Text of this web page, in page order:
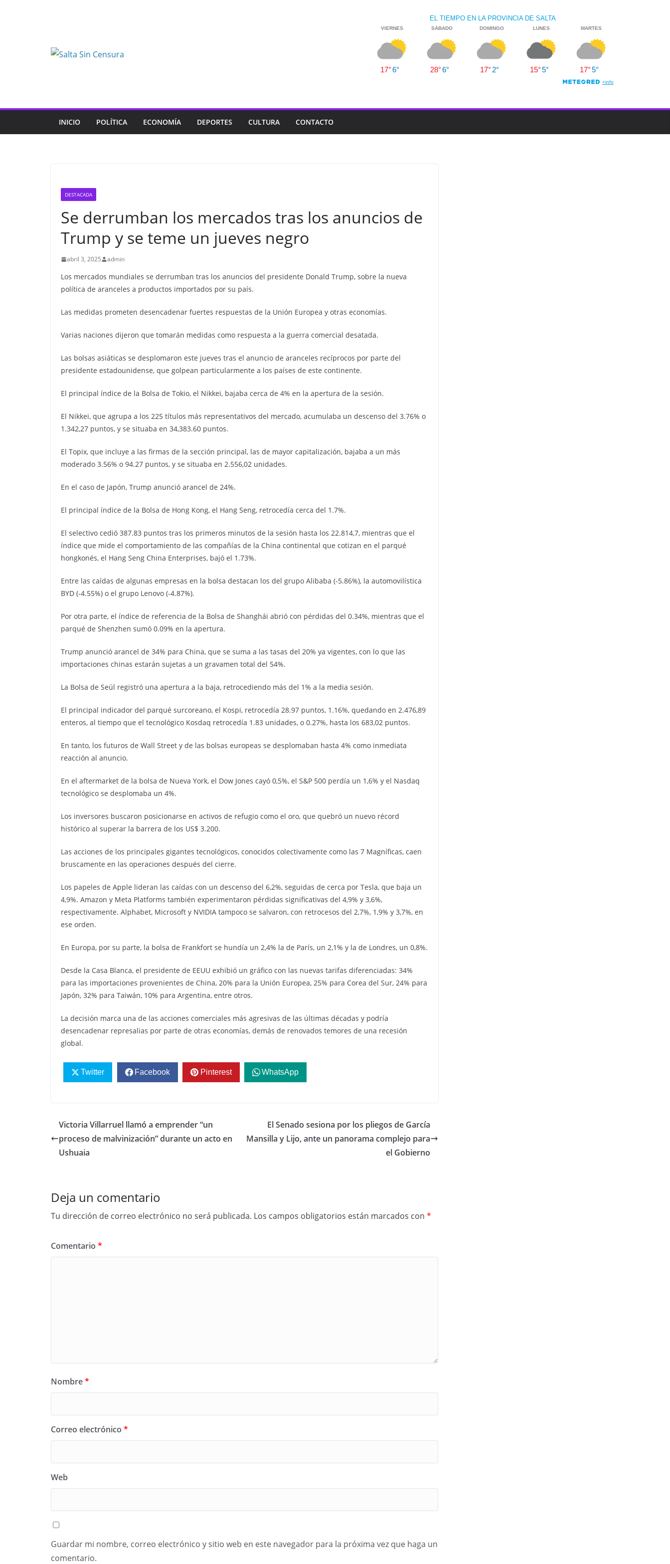
INICIO POLÍTICA ECONOMÍA DEPORTES CULTURA CONTACTO
DESTACADA
Se derrumban los mercados tras los anuncios de
Trump y se teme un jueves negro
abril 3, 2025 admin
Los mercados mundiales se derrumban tras los anuncios del presidente Donald Trump, sobre la nueva
política de aranceles a productos importados por su país.
Las medidas prometen desencadenar fuertes respuestas de la Unión Europea y otras economías.
Varias naciones dijeron que tomarán medidas como respuesta a la guerra comercial desatada.
Las bolsas asiáticas se desplomaron este jueves tras el anuncio de aranceles recíprocos por parte del
presidente estadounidense, que golpean particularmente a los países de este continente.
El principal índice de la Bolsa de Tokio, el Nikkei, bajaba cerca de 4% en la apertura de la sesión.
El Nikkei, que agrupa a los 225 títulos más representativos del mercado, acumulaba un descenso del 3.76% o
1.342,27 puntos, y se situaba en 34,383.60 puntos.
El Topix, que incluye a las firmas de la sección principal, las de mayor capitalización, bajaba a un más
moderado 3.56% o 94.27 puntos, y se situaba en 2.556,02 unidades.
En el caso de Japón, Trump anunció arancel de 24%.
El principal índice de la Bolsa de Hong Kong, el Hang Seng, retrocedía cerca del 1.7%.
El selectivo cedió 387.83 puntos tras los primeros minutos de la sesión hasta los 22.814,7, mientras que el
índice que mide el comportamiento de las compañías de la China continental que cotizan en el parqué
hongkonés, el Hang Seng China Enterprises, bajó el 1.73%.
Entre las caídas de algunas empresas en la bolsa destacan los del grupo Alibaba (-5.86%), la automovilística
BYD (-4.55%) o el grupo Lenovo (-4.87%).
Por otra parte, el índice de referencia de la Bolsa de Shanghái abrió con pérdidas del 0.34%, mientras que el
parqué de Shenzhen sumó 0.09% en la apertura.
Trump anunció arancel de 34% para China, que se suma a las tasas del 20% ya vigentes, con lo que las
importaciones chinas estarán sujetas a un gravamen total del 54%.
La Bolsa de Seúl registró una apertura a la baja, retrocediendo más del 1% a la media sesión.
El principal indicador del parqué surcoreano, el Kospi, retrocedía 28.97 puntos, 1.16%, quedando en 2.476,89
enteros, al tiempo que el tecnológico Kosdaq retrocedía 1.83 unidades, o 0.27%, hasta los 683,02 puntos.
En tanto, los futuros de Wall Street y de las bolsas europeas se desplomaban hasta 4% como inmediata
reacción al anuncio.
En el aftermarket de la bolsa de Nueva York, el Dow Jones cayó 0,5%, el S&P 500 perdía un 1,6% y el Nasdaq
tecnológico se desplomaba un 4%.
Los inversores buscaron posicionarse en activos de refugio como el oro, que quebró un nuevo récord
histórico al superar la barrera de los US$ 3.200.
Las acciones de los principales gigantes tecnológicos, conocidos colectivamente como las 7 Magníficas, caen
bruscamente en las operaciones después del cierre.
Los papeles de Apple lideran las caídas con un descenso del 6,2%, seguidas de cerca por Tesla, que baja un
4,9%. Amazon y Meta Platforms también experimentaron pérdidas significativas del 4,9% y 3,6%,
respectivamente. Alphabet, Microsoft y NVIDIA tampoco se salvaron, con retrocesos del 2,7%, 1,9% y 3,7%, en
ese orden.
En Europa, por su parte, la bolsa de Frankfort se hundía un 2,4% la de París, un 2,1% y la de Londres, un 0,8%.
Desde la Casa Blanca, el presidente de EEUU exhibió un gráfico con las nuevas tarifas diferenciadas: 34%
para las importaciones provenientes de China, 20% para la Unión Europea, 25% para Corea del Sur, 24% para
Japón, 32% para Taiwán, 10% para Argentina, entre otros.
La decisión marca una de las acciones comerciales más agresivas de las últimas décadas y podría
desencadenar represalias por parte de otras economías, demás de renovados temores de una recesión
global.
Twitter Facebook Pinterest WhatsApp
Victoria Villarruel llamó a emprender “un
proceso de malvinización” durante un acto en
Ushuaia
El Senado sesiona por los pliegos de García
Mansilla y Lijo, ante un panorama complejo para
el Gobierno
Deja un comentario
Tu dirección de correo electrónico no será publicada. Los campos obligatorios están marcados con *
Comentario *
Nombre*
Correo electrónico *
Web
Guardar mi nombre, correo electrónico y sitio web en este navegador para la próxima vez que haga un
comentario.